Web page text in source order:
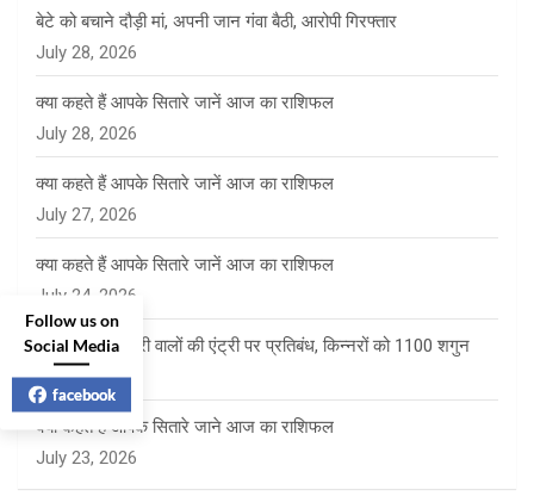
बेटे को बचाने दौड़ी मां, अपनी जान गंवा बैठी, आरोपी गिरफ्तार
July 28, 2026
क्या कहते हैं आपके सितारे जानें आज का राशिफल
July 28, 2026
क्या कहते हैं आपके सितारे जानें आज का राशिफल
July 27, 2026
क्या कहते हैं आपके सितारे जानें आज का राशिफल
July 24, 2026
साई पंचायत में फेरी वालों की एंट्री पर प्रतिबंध, किन्नरों को 1100 शगुन
July 23, 2026
क्या कहते है आपके सितारे जाने आज का राशिफल
July 23, 2026
Follow us on
Social Media
facebook